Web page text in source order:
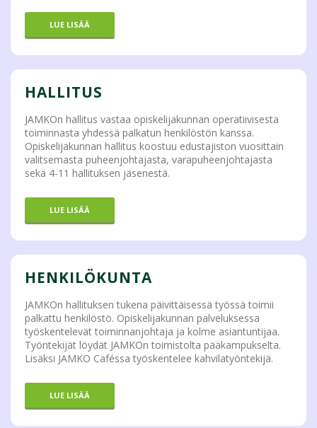
LUE LISÄÄ
HALLITUS
JAMKOn hallitus vastaa opiskelijakunnan operatiivisesta
toiminnasta yhdessä palkatun henkilöstön kanssa.
Opiskelijakunnan hallitus koostuu edustajiston vuosittain
valitsemasta puheenjohtajasta, varapuheenjohtajasta
sekä 4-11 hallituksen jäsenestä.
LUE LISÄÄ
HENKILÖKUNTA
JAMKOn hallituksen tukena päivittäisessä työssä toimii
palkattu henkilöstö. Opiskelijakunnan palveluksessa
työskentelevät toiminnanjohtaja ja kolme asiantuntijaa.
Työntekijät löydät JAMKOn toimistolta pääkampukselta.
Lisäksi JAMKO Caféssa työskentelee kahvilatyöntekijä.
LUE LISÄÄ